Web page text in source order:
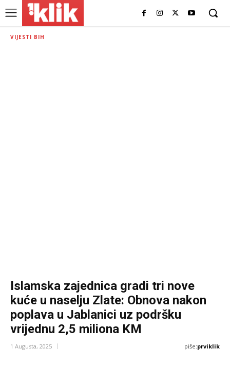
VIJESTI BIH
Islamska zajednica gradi tri nove
kuće u naselju Zlate: Obnova nakon
poplava u Jablanici uz podršku
vrijednu 2,5 miliona KM
1 Augusta, 2025 piše:prviklik